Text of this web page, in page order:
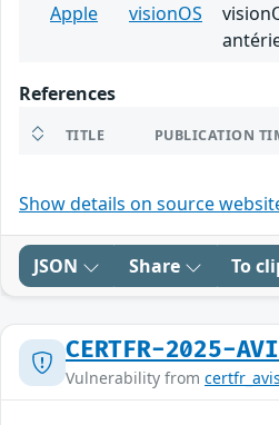
Apple
visionOS
References
TITLE PUBLICATION
Show details on source
JSON Share To
CERTFR-2025-
Vulnerability from certfr_avis